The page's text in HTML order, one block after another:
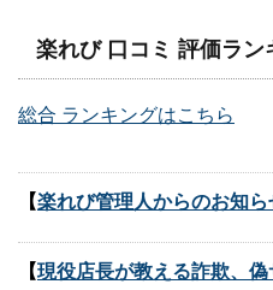
楽れび 口コミ 評価ラン
総合 ランキングはこちら
【楽れび管理人からのお知
【現役店長が教える詐欺、